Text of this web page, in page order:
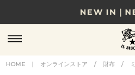
NEW IN｜
8/17(月)10時まで｜税
贈る相手やシーンから選
HOME | オンラインストア / 財布 /